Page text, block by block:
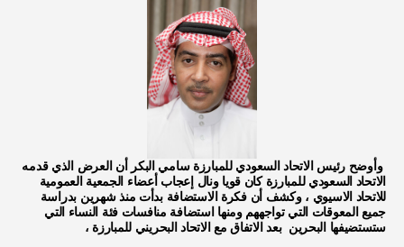
وأوضح رئيس الاتحاد السعودي للمبارزة سامي البكر أن العرض الذي قدمه
الاتحاد السعودي للمبارزة كان قويا ونال إعجاب أعضاء الجمعية العمومية
للاتحاد الاسيوي ، وكشف أن فكرة الاستضافة بدأت منذ شهرين بدراسة
جميع المعوقات التي تواجههم ومنها استضافة منافسات فئة النساء التي
ستستضيفها البحرين بعد الاتفاق مع الاتحاد البحريني للمبارزة ،